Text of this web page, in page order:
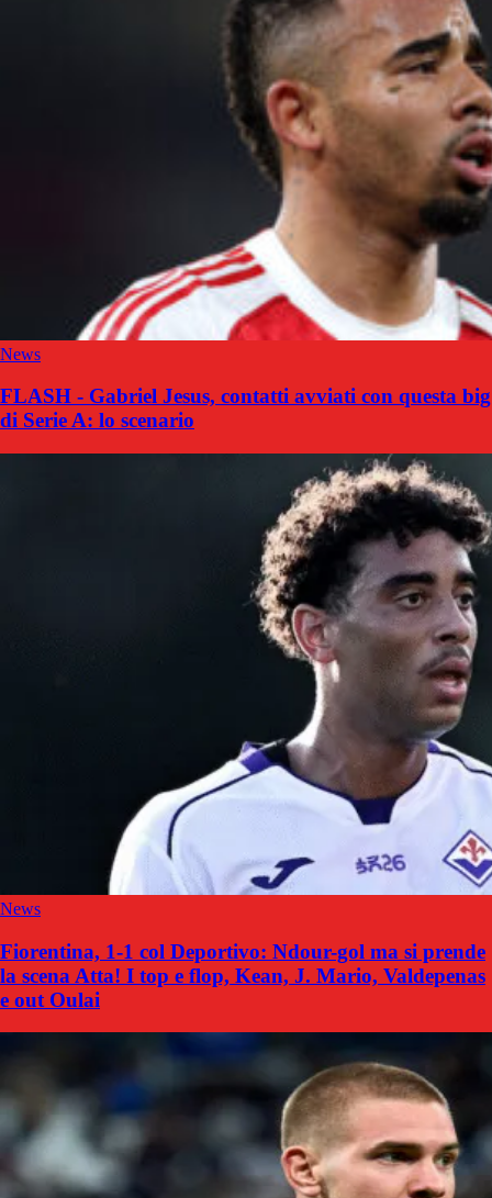
News
FLASH - Gabriel Jesus, contatti avviati con questa big
di Serie A: lo scenario
News
Fiorentina, 1-1 col Deportivo: Ndour-gol ma si prende
la scena Atta! I top e flop, Kean, J. Mario, Valdepenas
e out Oulai